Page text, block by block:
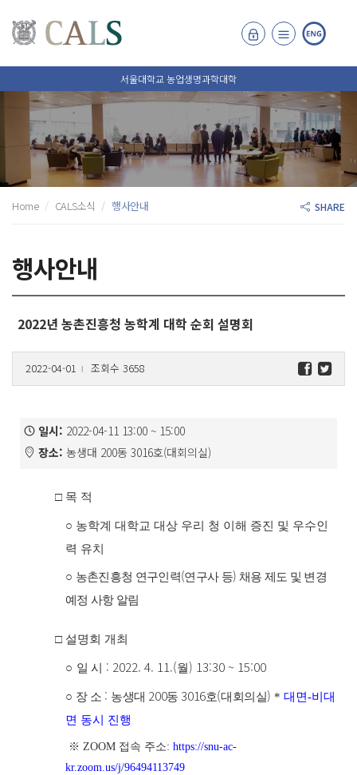
서울대학교 농업생명과학대학
Home CALS소식 행사안내 SHARE
행사안내
2022년 농촌진흥청 농학계 대학 순회 설명회
2022-04-01 l 조회수 3658
일시: 2022-04-11 13:00 ~ 15:00
장소: 농생대 200동 3016호(대회의실)
□ 목 적
○ 농학계 대학교 대상 우리 청 이해 증진 및 우수인
력 유치
○ 농촌진흥청 연구인력(연구사 등) 채용 제도 및 변경
예정 사항 알림
□ 설명회 개최
○ 일 시 : 2022. 4. 11.(월) 13:30 ~ 15:00
○ 장 소 : 농생대 200동 3016호(대회의실) * 대면-비대
면 동시 진행
※ ZOOM접속 주소: https://snu-ac-
kr.zoom.us/j/96494113749